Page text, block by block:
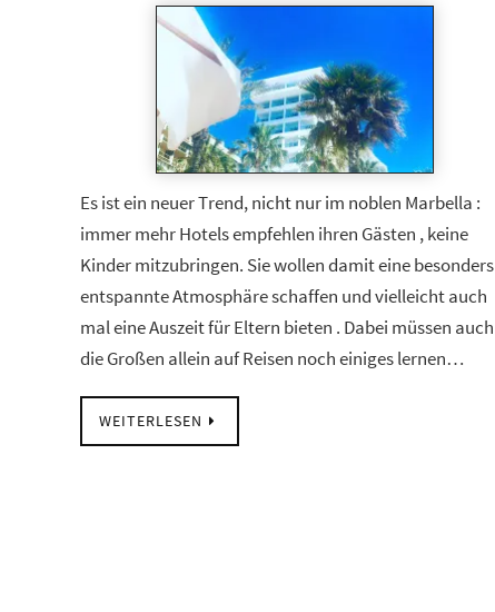
Es ist ein neuer Trend, nicht nur im noblen Marbella :
immer mehr Hotels empfehlen ihren Gästen , keine
Kinder mitzubringen. Sie wollen damit eine besonders
entspannte Atmosphäre schaffen und vielleicht auch
mal eine Auszeit für Eltern bieten . Dabei müssen auch
die Großen allein auf Reisen noch einiges lernen…
WEITERLESEN